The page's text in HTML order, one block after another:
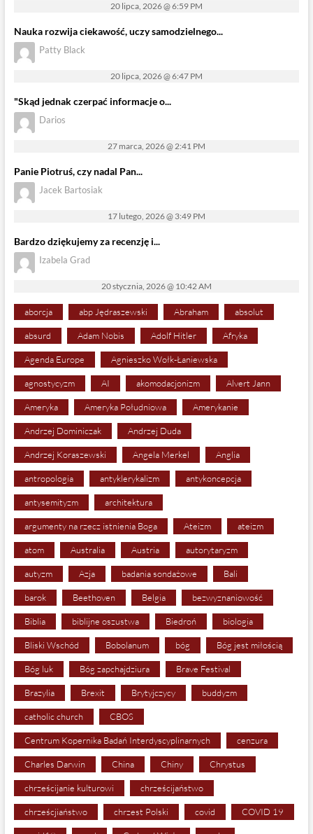
20 lipca, 2026 @ 6:59 PM
Nauka rozwija ciekawość, uczy samodzielnego...
Patty Black
20 lipca, 2026 @ 6:47 PM
"Skąd jednak czerpać informacje o...
Darios
27 marca, 2026 @ 2:41 PM
Panie Piotruś, czy nadal Pan...
Jacek Bartosiak
17 lutego, 2026 @ 3:49 PM
Bardzo dziękujemy za recenzję i...
Izabela Grad
20 stycznia, 2026 @ 10:42 AM
aborcja abp Jędraszewski Abraham absolut
absurd Adam Nobis Adolf Hitler Afryka
Agenda Europe Agnieszko Wołk-Łaniewska
agnostycyzm AI akomodacjonizm Alvert Jann
Ameryka Ameryka Południowa Amerykanie
Andrzej Dominiczak Andrzej Duda
Andrzej Koraszewski Angela Merkel Anglia
antropologia antyklerykalizm antykoncepcja
antysemityzm architektura
argumenty na rzecz istnienia Boga Ateizm ateizm
atom Australia Austria autorytaryzm
autyzm Azja badania sondażowe Bali
barok Beethoven Belgia bezwyznaniowość
Biblia biblijne oszustwa Biedroń biologia
Bliski Wschód Bobolanum bóg Bóg jest miłością
Bóg luk Bóg zapchajdziura Brave Festival
Brazylia Brexit Brytyjczycy buddyzm
catholic church CBOS
Centrum Kopernika Badań Interdyscyplinarnych cenzura
Charles Darwin China Chiny Chrystus
chrześcijanie kulturowi chrześcijaństwo
chrześcjiaństwo chrzest Polski covid COVID 19